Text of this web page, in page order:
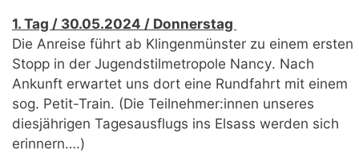
1. Tag / 30.05.2024 / Donnerstag
Die Anreise führt ab Klingenmünster zu einem ersten
Stopp in der Jugendstilmetropole Nancy. Nach
Ankunft erwartet uns dort eine Rundfahrt mit einem
sog. Petit-Train. (Die Teilnehmer:innen unseres
diesjährigen Tagesausflugs ins Elsass werden sich
erinnern….)